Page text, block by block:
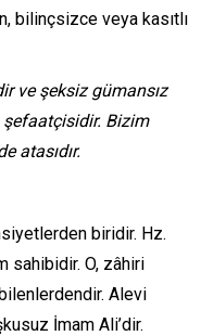
bilinçsizce veya kasıtlı
ve şeksiz gümansız
şefaatçisidir. Bizim
atasıdır.
biridir. Hz.
sahibidir. O, zâhiri
Alevi
İmam Ali’dir.